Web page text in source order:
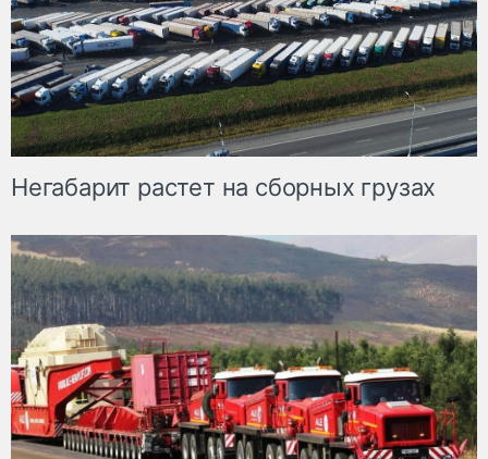
Негабарит растет на сборных грузах